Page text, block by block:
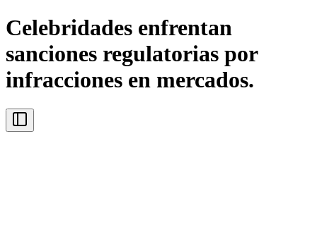
Celebridades enfrentan
sanciones regulatorias por
infracciones en mercados.